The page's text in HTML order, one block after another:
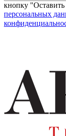
кнопку "Оставить
персональных